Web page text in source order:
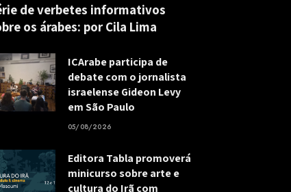
de verbetes informativos
os árabes: por Cila Lima
ICArabe participa de
debate com o jornalista
israelense Gideon Levy
em São Paulo
05/08/2026
Editora Tabla promoverá
minicurso sobre arte e
cultura do Irã com